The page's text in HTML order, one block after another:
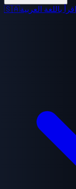
🇸🇦اقرأ باللغة العربية